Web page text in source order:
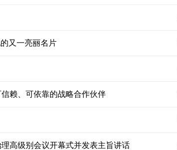
又一亮丽名片
赖、可依靠的战略合作伙伴
高级别会议开幕式并发表主旨讲话